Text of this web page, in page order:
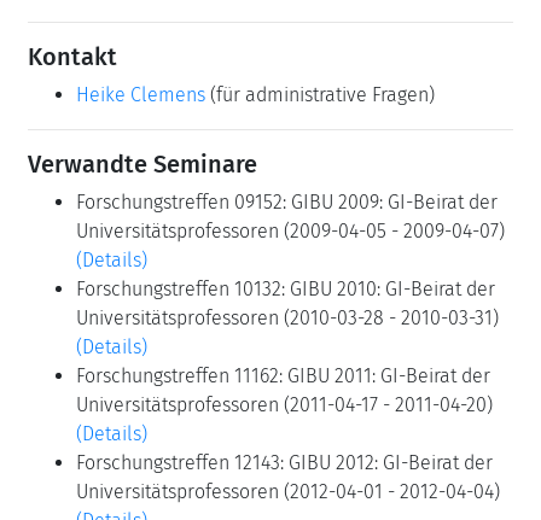
Kontakt
Heike Clemens (für administrative Fragen)
Verwandte Seminare
Forschungstreffen 09152: GIBU 2009: GI-Beirat der
Universitätsprofessoren (2009-04-05 - 2009-04-07)
(Details)
Forschungstreffen 10132: GIBU 2010: GI-Beirat der
Universitätsprofessoren (2010-03-28 - 2010-03-31)
(Details)
Forschungstreffen 11162: GIBU 2011: GI-Beirat der
Universitätsprofessoren (2011-04-17 - 2011-04-20)
(Details)
Forschungstreffen 12143: GIBU 2012: GI-Beirat der
Universitätsprofessoren (2012-04-01 - 2012-04-04)